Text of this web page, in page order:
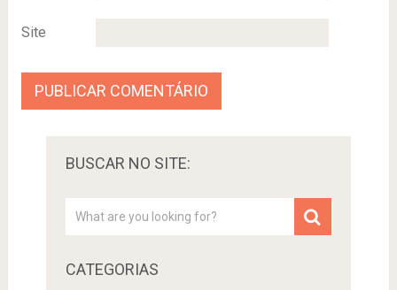
Site
BUSCAR NO SITE:
CATEGORIAS